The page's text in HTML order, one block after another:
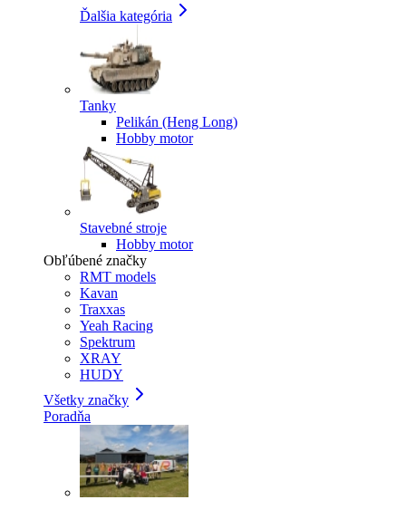
Ďalšia kategória
Tanky
Pelikán (Heng Long)
Hobby motor
Stavebné stroje
Hobby motor
Obľúbené značky
RMT models
Kavan
Traxxas
Yeah Racing
Spektrum
XRAY
HUDY
Všetky značky
Poradňa